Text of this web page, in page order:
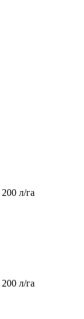
200 л/га
200 л/га